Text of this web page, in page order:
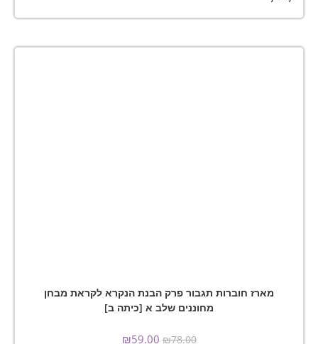
מארז חוברות תגבור פרק הבנת הנקרא לקראת מבחן
מחוננים שלב א [כיתה ב]
₪78.00
₪59.00